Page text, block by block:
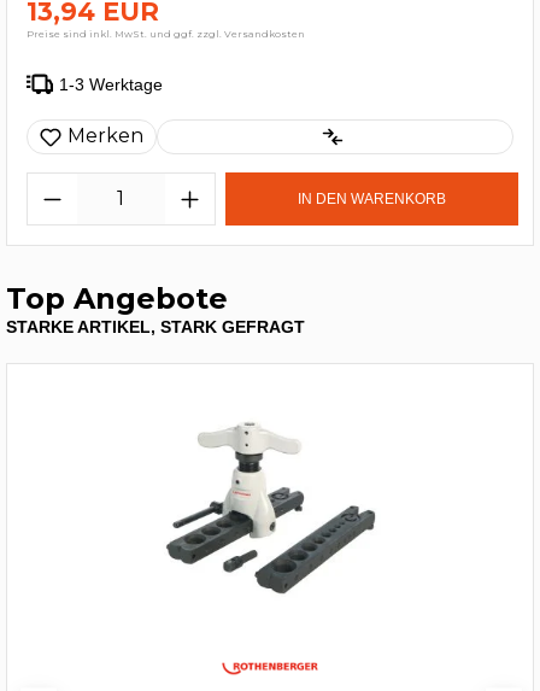
13,94 EUR
Preise sind inkl. MwSt. und ggf. zzgl. Versandkosten
1-3 Werktage
Merken
IN DEN WARENKORB
Top Angebote
STARKE ARTIKEL, STARK GEFRAGT